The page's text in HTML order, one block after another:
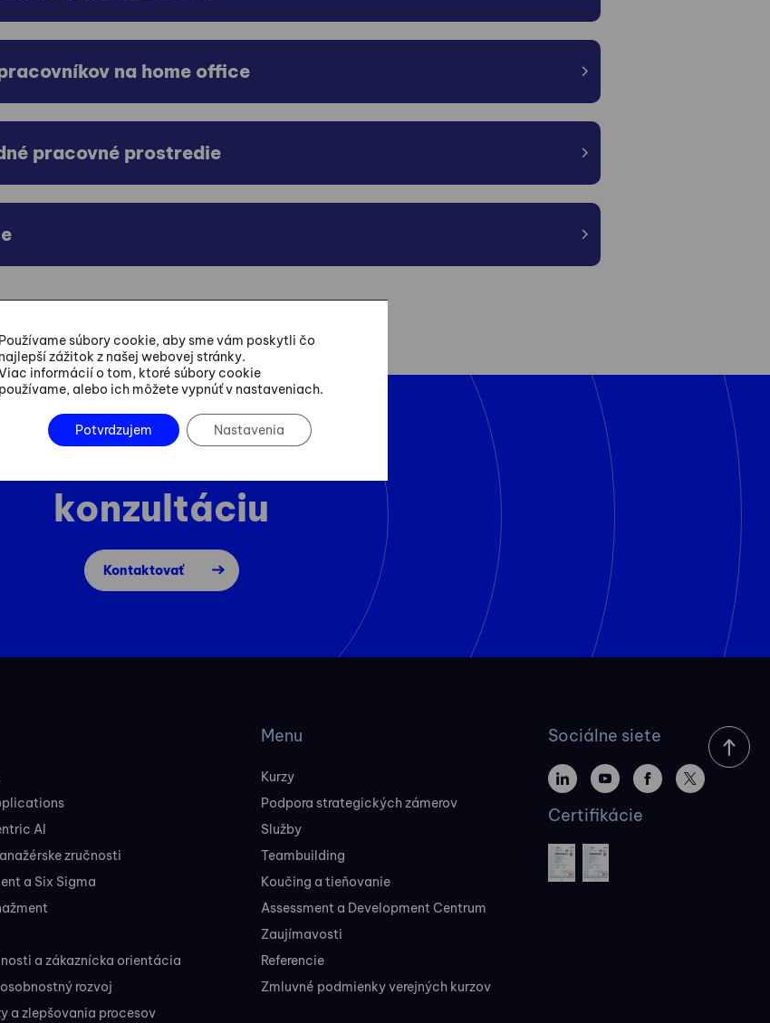
na home office
pracovné prostredie
konzultáciu
Kontaktovať
AI
zručnosti
a Six Sigma
a zákaznícka orientácia
rozvoj
a zlepšovania procesov
Menu
Kurzy
Podpora strategických zámerov
Služby
Teambuilding
Koučing a tieňovanie
Assessment a Development Centrum
Zaujímavosti
Referencie
Zmluvné podmienky verejných kurzov
Sociálne siete
Certifikácie
Používame súbory cookie, aby sme vám poskytli čo
najlepší zážitok z našej webovej stránky.
informácií o tom, ktoré súbory cookie
používame, alebo ich môžete vypnúť v nastaveniach.
Potvrdzujem Nastavenia